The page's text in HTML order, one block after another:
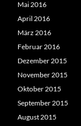
Mai 2016
April 2016
März 2016
Februar 2016
Dezember 2015
November 2015
Oktober 2015
September 2015
August 2015